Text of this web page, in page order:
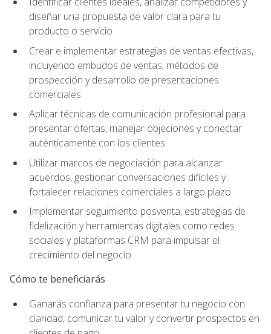
diseñar una propuesta de valor clara para tu
producto o servicio
Crear e implementar estrategias de ventas efectivas,
incluyendo embudos de ventas, métodos de
prospección y desarrollo de presentaciones
comerciales
Aplicar técnicas de comunicación profesional para
presentar ofertas, manejar objeciones y conectar
auténticamente con los clientes
Utilizar marcos de negociación para alcanzar
acuerdos, gestionar conversaciones difíciles y
fortalecer relaciones comerciales a largo plazo
Implementar seguimiento posventa, estrategias de
fidelización y herramientas digitales como redes
sociales y plataformas CRM para impulsar el
crecimiento del negocio
Cómo te beneficiarás
Ganarás confianza para presentar tu negocio con
claridad, comunicar tu valor y convertir prospectos en